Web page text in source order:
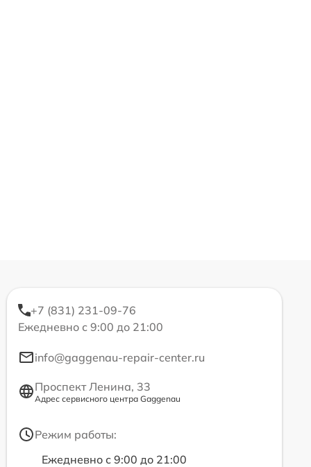
+7 (831) 231-09-76
Ежедневно с 9:00 до 21:00
info@gaggenau-repair-center.ru
Проспект Ленина, 33
Адрес сервисного центра Gaggenau
Режим работы:
Ежедневно с 9:00 до 21:00